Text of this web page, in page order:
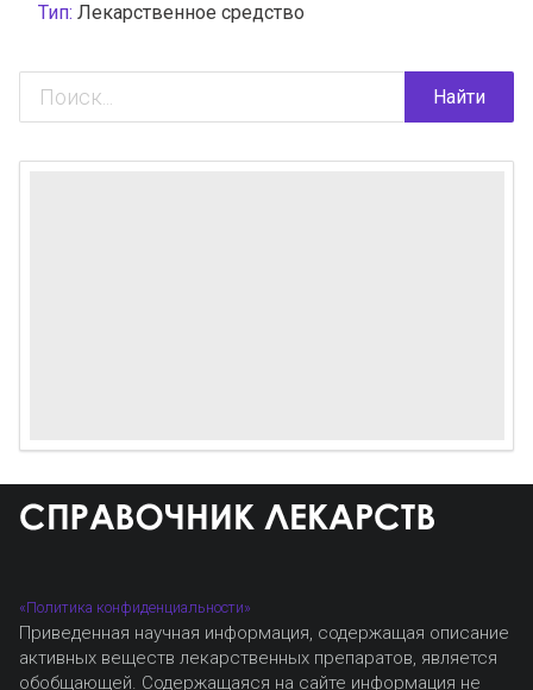
Тип: Лекарственное средство
Найти
«Политика конфиденциальности»
Приведенная научная информация, содержащая описание
активных веществ лекарственных препаратов, является
обобщающей. Содержащаяся на сайте информация не